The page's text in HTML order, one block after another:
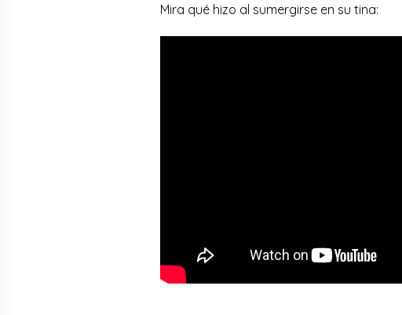
Mira qué hizo al sumergirse en su tina: